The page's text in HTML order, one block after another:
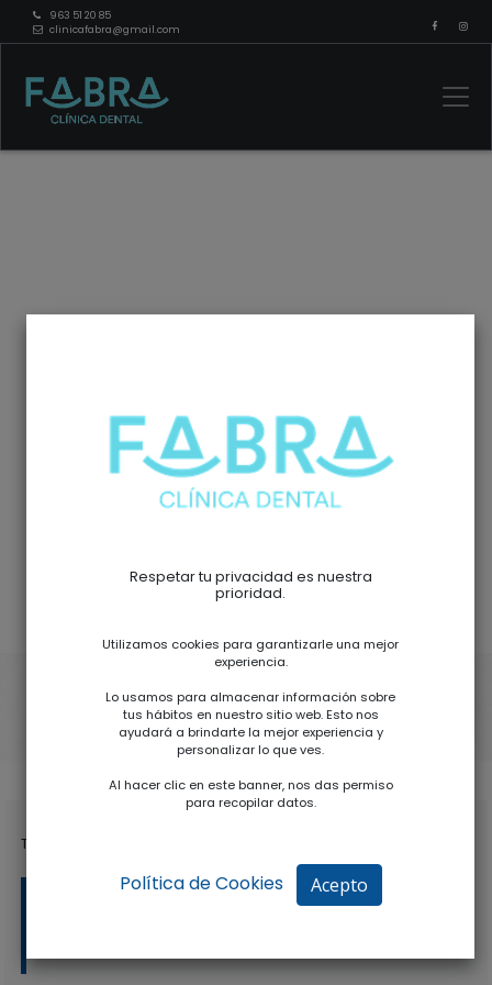
963 51 20 85
clinicafabra@gmail.com
Lunes a Jueves: 9.00 - 14.00 // 15.00 - 18.00
Viernes: 9.00 - 13.30
Teléfonos:
Respetar tu privacidad es nuestra
prioridad.
Utilizamos cookies para garantizarle una mejor
experiencia.
Lo usamos para almacenar información sobre
tus hábitos en nuestro sitio web. Esto nos
ayudará a brindarte la mejor experiencia y
personalizar lo que ves.
Al hacer clic en este banner, nos das permiso
para recopilar datos.
Política de Cookies Acepto